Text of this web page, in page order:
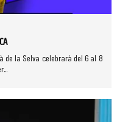
de la Selva celebrarà del 6 al 8